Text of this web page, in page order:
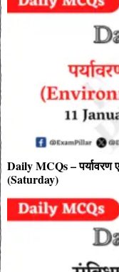
Daily MCQs – पर्यावरण
(Saturday)